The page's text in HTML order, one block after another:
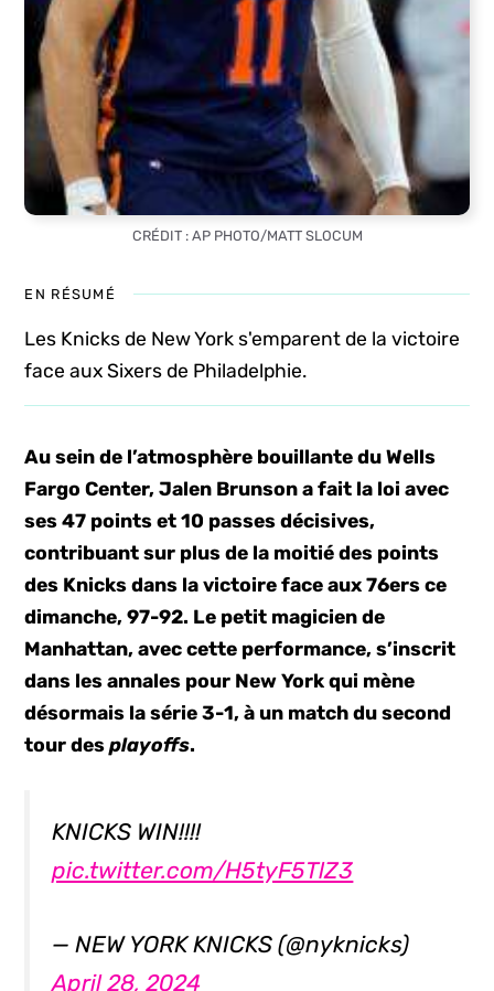
CRÉDIT : AP PHOTO/MATT SLOCUM
EN RÉSUMÉ
Les Knicks de New York s'emparent de la victoire
face aux Sixers de Philadelphie.
Au sein de l’atmosphère bouillante du Wells
Fargo Center, Jalen Brunson a fait la loi avec
ses 47 points et 10 passes décisives,
contribuant sur plus de la moitié des points
des Knicks dans la victoire face aux 76ers ce
dimanche, 97-92. Le petit magicien de
Manhattan, avec cette performance, s’inscrit
dans les annales pour New York qui mène
désormais la série 3-1, à un match du second
tour desplayoffs.
KNICKS WIN!!!!
pic.twitter.com/H5tyF5TlZ3
— NEW YORK KNICKS (@nyknicks)
April 28, 2024